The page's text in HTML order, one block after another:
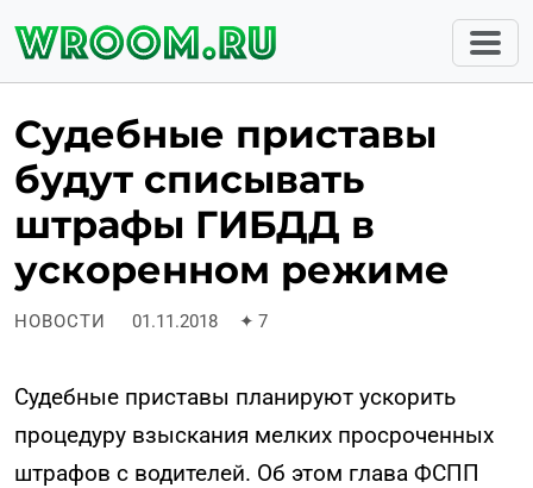
Судебные приставы
будут списывать
штрафы ГИБДД в
ускоренном режиме
НОВОСТИ 01.11.2018 ✦ 7
Судебные приставы планируют ускорить
процедуру взыскания мелких просроченных
штрафов с водителей. Об этом глава ФСПП